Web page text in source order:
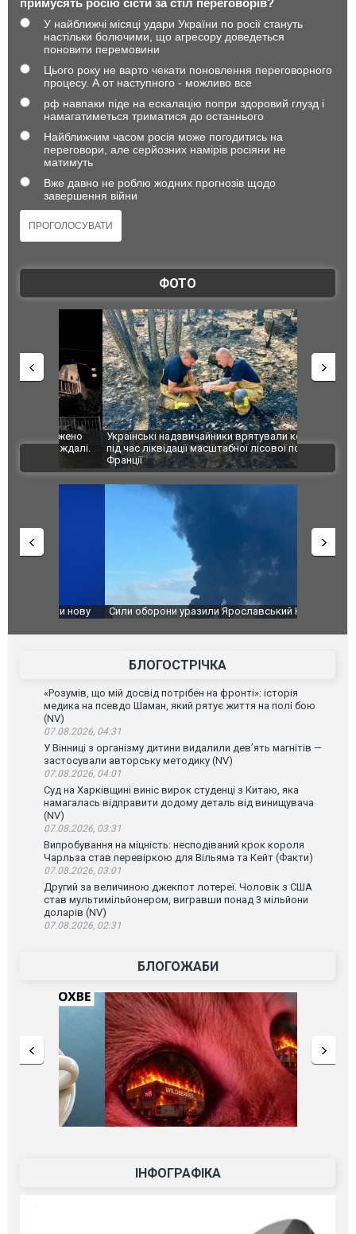
примусять росію сісти за стіл переговорів?
У найближчі місяці удари України по росії стануть
настільки болючими, що агресору доведеться
поновити перемовини
Цього року не варто чекати поновлення переговорного
процесу. А от наступного - можливо все
рф навпаки піде на ескалацію попри здоровий глузд і
намагатиметься триматися до останнього
Найближчим часом росія може погодитись на
переговори, але серйозних намірів росіяни не
матимуть
Вже давно не роблю жодних прогнозів щодо
завершення війни
ФОТО
Українські надзвичайники врятували козуленя
під час ліквідації масштабної лісової пожежі у
СБУ за
Болгарії
ВІДЕО
Сили оборони уразили Ярославський НПЗ:
атаку. ВІДЕО
Неймар
БЛОГОСТРІЧКА
«Розумів, що мій досвід потрібен на фронті»: історія
медика на псевдо Шаман, який рятує життя на полі бою
(NV)
07.08.2026, 04:31
У Вінниці з організму дитини видалили дев’ять магнітів —
застосували авторську методику (NV)
07.08.2026, 04:01
Суд на Харківщині виніс вирок студенці з Китаю, яка
намагалась відправити додому деталь від винищувача
(NV)
07.08.2026, 03:31
Випробування на міцність: несподіваний крок короля
Чарльза став перевіркою для Вільяма та Кейт (Факти)
07.08.2026, 03:01
Другий за величиною джекпот лотереї. Чоловік з США
став мультимільйонером, вигравши понад 3 мільйони
доларів (NV)
07.08.2026, 02:31
БЛОГОЖАБИ
ІНФОГРАФІКА